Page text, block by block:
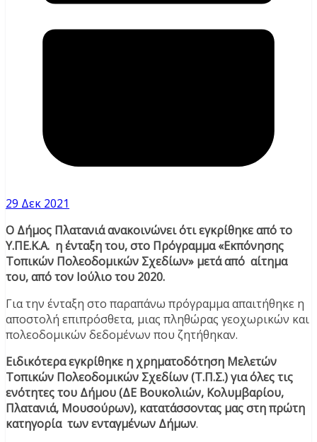
29 Δεκ 2021
Ο Δήμος Πλατανιά ανακοινώνει ότι εγκρίθηκε από το
Υ.ΠΕ.Κ.Α. η ένταξη του, στο Πρόγραμμα «Εκπόνησης
Τοπικών Πολεοδομικών Σχεδίων» μετά από αίτημα
του, από τον Ιούλιο του 2020.
Για την ένταξη στο παραπάνω πρόγραμμα απαιτήθηκε η
αποστολή επιπρόσθετα, μιας πληθώρας γεοχωρικών και
πολεοδομικών δεδομένων που ζητήθηκαν.
Ειδικότερα εγκρίθηκε η χρηματοδότηση Μελετών
Τοπικών Πολεοδομικών Σχεδίων (Τ.Π.Σ.) για όλες τις
ενότητες του Δήμου (ΔΕ Βουκολιών, Κολυμβαρίου,
Πλατανιά, Μουσούρων), κατατάσσοντας μας στη πρώτη
κατηγορία των ενταγμένων Δήμων.